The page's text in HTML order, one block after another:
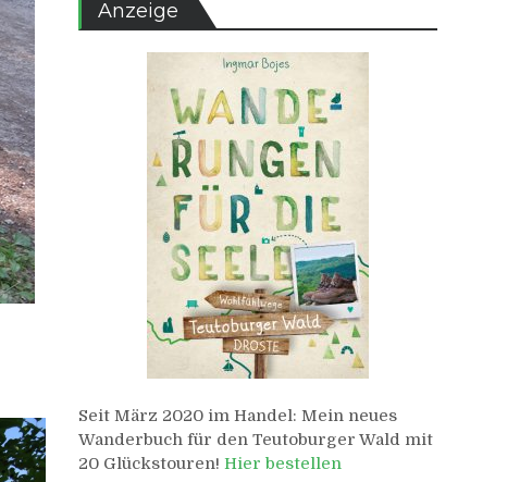
Anzeige
Seit März 2020 im Handel: Mein neues
Wanderbuch für den Teutoburger Wald mit
20 Glückstouren! Hier bestellen